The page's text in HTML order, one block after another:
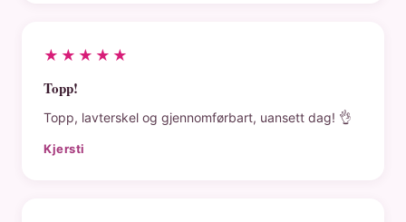
★★★★★
Topp!
Topp, lavterskel og gjennomførbart, uansett dag! 👌
Kjersti